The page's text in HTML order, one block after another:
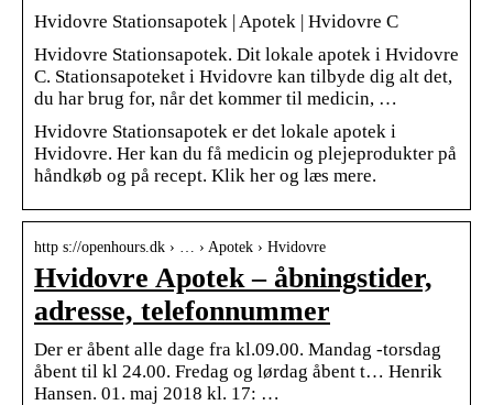
Hvidovre Stationsapotek | Apotek | Hvidovre C
Hvidovre Stationsapotek. Dit lokale apotek i Hvidovre
C. Stationsapoteket i Hvidovre kan tilbyde dig alt det,
du har brug for, når det kommer til medicin, …
Hvidovre Stationsapotek er det lokale apotek i
Hvidovre. Her kan du få medicin og plejeprodukter på
håndkøb og på recept. Klik her og læs mere.
http s://openhours.dk › … › Apotek › Hvidovre
Hvidovre Apotek – åbningstider,
adresse, telefonnummer
Der er åbent alle dage fra kl.09.00. Mandag -torsdag
åbent til kl 24.00. Fredag og lørdag åbent t… Henrik
Hansen. 01. maj 2018 kl. 17: …